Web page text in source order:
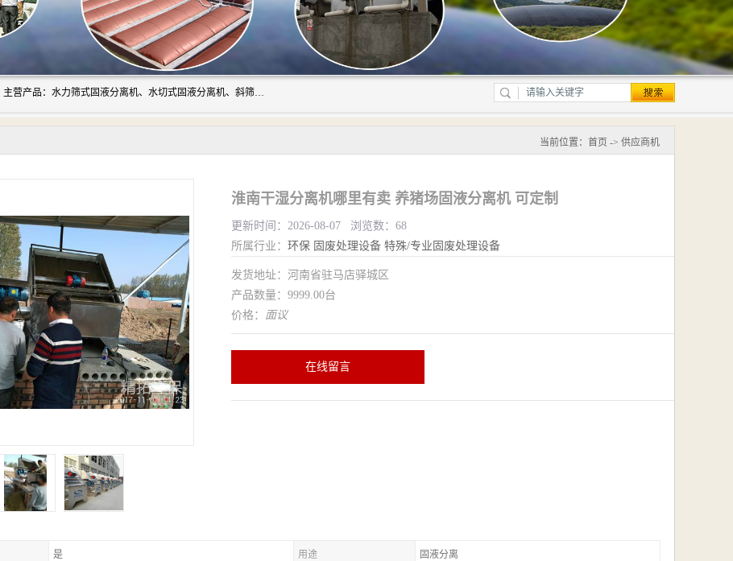
河南精拓环保设备有限公司（咨询电话：18595569755），主营产品：水力筛式固液分离机、水切式固液分离机、斜筛式干湿分离机、养猪场固液分离机、斜筛式固液分离机、屠宰场固液分离机、猪场干湿分离机等。公司从事固液分离设备及配套沼气池的研发、设计、销售与施工，并提供污水处理整体解决方案。
当前位置： 首页 -> 供应商机
淮南干湿分离机哪里有卖 养猪场固液分离机 可定制
更新时间：2026-08-07 浏览数：68
所属行业： 环保 固废处理设备 特殊/专业固废处理设备
发货地址：河南省驻马店驿城区
产品数量：9999.00台
价格： 面议
在线留言
是 用途 固液分离